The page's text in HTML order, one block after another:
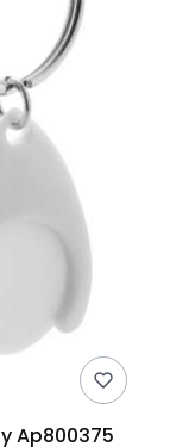
Ap800375